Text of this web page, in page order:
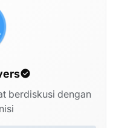
berdiskusi dengan